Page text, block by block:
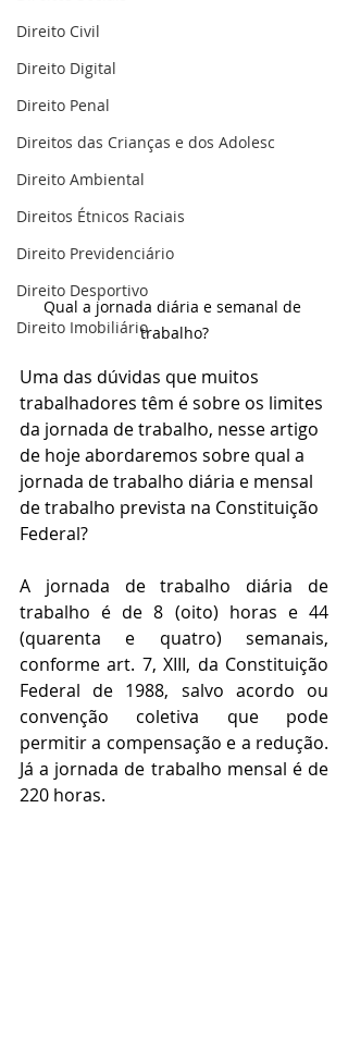
Direito Civil
Direito Digital
Direito Penal
Direitos das Crianças e dos Adolesc
Direito Ambiental
Direitos Étnicos Raciais
Direito Previdenciário
Direito Desportivo
Direito Imobiliário
Qual a jornada diária e semanal de
trabalho?
Uma das dúvidas que muitos
trabalhadores têm é sobre os limites
da jornada de trabalho, nesse artigo
de hoje abordaremos sobre qual a
jornada de trabalho diária e mensal
de trabalho prevista na Constituição
Federal?
A jornada de trabalho diária de
trabalho é de 8 (oito) horas e 44
(quarenta e quatro) semanais,
conforme art. 7, XIII, da Constituição
Federal de 1988, salvo acordo ou
convenção coletiva que pode
permitir a compensação e a redução.
Já a jornada de trabalho mensal é de
220 horas.